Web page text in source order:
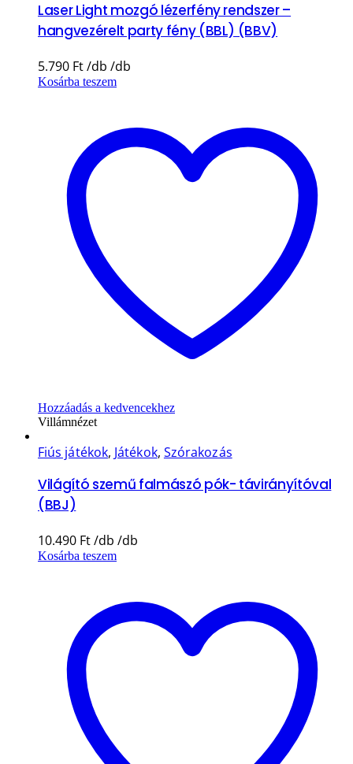
Laser Light mozgó lézerfény rendszer –
hangvezérelt party fény (BBL) (BBV)
5.790 Ft
Kosárba teszem
Hozzáadás a kedvencekhez
Villámnézet
Fiús játékok, Játékok, Szórakozás
Világító szemű falmászó pók- távirányítóval
(BBJ)
10.490 Ft
Kosárba teszem